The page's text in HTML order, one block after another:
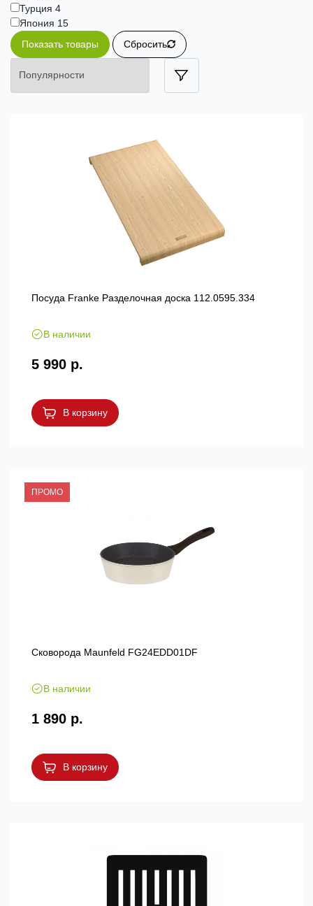
Турция 4
Япония 15
Показать товары
Сбросить
Посуда Franke Разделочная доска 112.0595.334
В наличии
5 990 р.
В корзину
ПРОМО
Сковорода Maunfeld FG24EDD01DF
В наличии
1 890 р.
В корзину